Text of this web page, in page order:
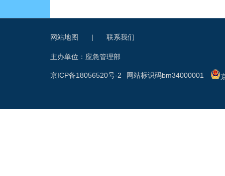
网站地图 | 联系我们
主办单位：应急管理部
网站标识码bm34000001
京ICP备18056520号-2